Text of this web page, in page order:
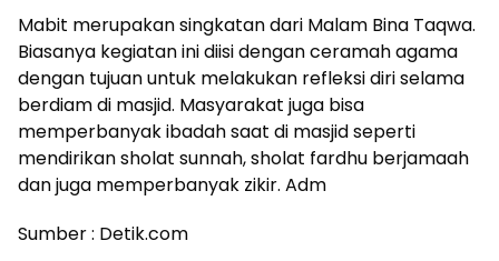
Mabit merupakan singkatan dari Malam Bina Taqwa.
Biasanya kegiatan ini diisi dengan ceramah agama
dengan tujuan untuk melakukan refleksi diri selama
berdiam di masjid. Masyarakat juga bisa
memperbanyak ibadah saat di masjid seperti
mendirikan sholat sunnah, sholat fardhu berjamaah
dan juga memperbanyak zikir. Adm
Sumber : Detik.com